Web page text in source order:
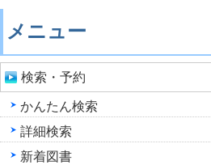
メニュー
検索・予約
かんたん検索
詳細検索
新着図書